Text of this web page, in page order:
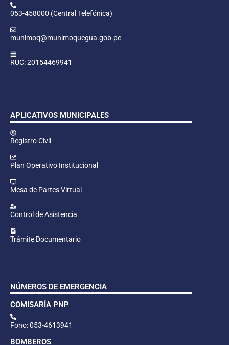
053-458000 (Central Telefónica)
munimoq@munimoquegua.gob.pe
RUC: 20154469941
APLICATIVOS MUNICIPALES
Registro Civil
Plan Operativo Institucional
Mesa de Partes Virtual
Control de Asistencia
Trámite Documentario
NÚMEROS DE EMERGENCIA
COMISARÍA PNP
Fono: 053-4613941
BOMBEROS